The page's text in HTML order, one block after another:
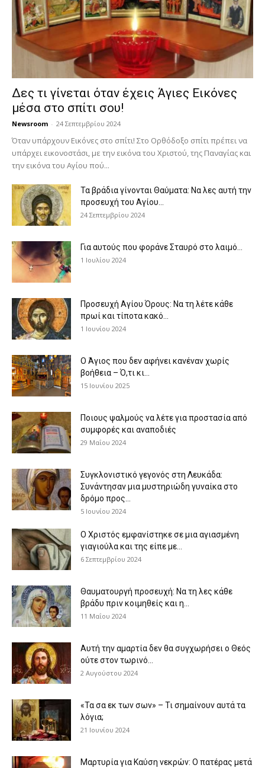
Δες τι γίνεται όταν έχεις Άγιες Εικόνες
μέσα στο σπίτι σου!
Newsroom - 24 Σεπτεμβρίου 2024
Όταν υπάρχουν Εικόνες στο σπίτι! Στο Ορθόδοξο σπίτι πρέπει να
υπάρχει εικονοστάσι, με την εικόνα του Χριστού, της Παν­αγίας και
την εικόνα του Αγίου πού...
Τα βράδια γίνονται Θαύματα: Να λες αυτή την
προσευχή του Αγίου...
24 Σεπτεμβρίου 2024
Για αυτούς που φοράνε Σταυρό στο λαιμό…
1 Ιουλίου 2024
Προσευχή Αγίου Όρους: Να τη λέτε κάθε
πρωί και τίποτα κακό...
1 Ιουνίου 2024
Ο Άγιος που δεν αφήνει κανέναν χωρίς
βοήθεια – Ό,τι κι...
15 Ιουνίου 2025
Ποιους ψαλμούς να λέτε για προστασία από
συμφορές και αναποδιές
29 Μαΐου 2024
Συγκλονιστικό γεγονός στη Λευκάδα:
Συνάντησαν μια μυστηριώδη γυναίκα στο
δρόμο προς...
5 Ιουνίου 2024
Ο Χριστός εμφανίστηκε σε μια αγιασμένη
γιαγιούλα και της είπε με...
6 Σεπτεμβρίου 2024
Θαυματουργή προσευχή: Να τη λες κάθε
βράδυ πριν κοιμηθείς και η...
11 Μαΐου 2024
Αυτή την αμαρτία δεν θα συγχωρήσει ο Θεός
ούτε στον τωρινό...
2 Αυγούστου 2024
«Τα σα εκ των σων» – Τι σημαίνουν αυτά τα
λόγια;
21 Ιουνίου 2024
Μαρτυρία για Καύση νεκρών: Ο πατέρας μετά